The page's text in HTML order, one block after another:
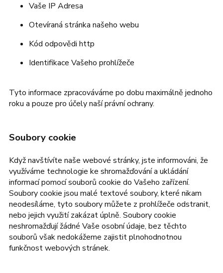
Vaše IP Adresa
Otevíraná stránka našeho webu
Kód odpovědi http
Identifikace Vašeho prohlížeče
Tyto informace zpracováváme po dobu maximálně jednoho
roku a pouze pro účely naší právní ochrany.
Soubory cookie
Když navštívíte naše webové stránky, jste informováni, že
využíváme technologie ke shromažďování a ukládání
informací pomocí souborů cookie do Vašeho zařízení.
Soubory cookie jsou malé textové soubory, které nikam
neodesíláme, tyto soubory můžete z prohlížeče odstranit,
nebo jejich využití zakázat úplně. Soubory cookie
neshromažďují žádné Vaše osobní údaje, bez těchto
souborů však nedokážeme zajistit plnohodnotnou
funkčnost webových stránek.